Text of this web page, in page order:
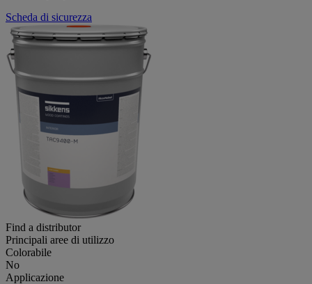
Scheda di sicurezza
Find a distributor
Principali aree di utilizzo
Colorabile
No
Applicazione